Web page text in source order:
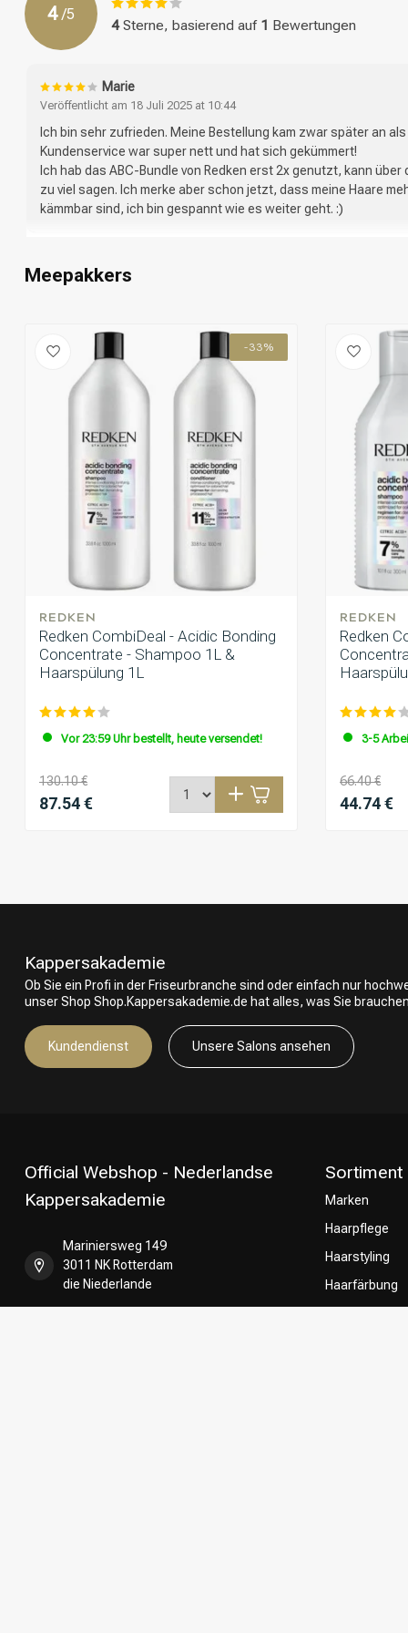
4 /5
4Sterne, basierend auf 1 Bewertungen
Marie
Veröffentlicht am 18 Juli 2025 at 10:44
Ich bin sehr zufrieden. Meine Bestellung kam zwar später an
Kundenservice war super nett und hat sich gekümmert!
Ich hab das ABC-Bundle von Redken erst 2x genutzt, kann über
zu viel sagen. Ich merke aber schon jetzt, dass meine Haare
kämmbar sind, ich bin gespannt wie es weiter geht. :)
Meepakkers
-33%
REDKEN
Redken CombiDeal - Acidic Bonding
Concentrate - Shampoo 1L &
Haarspülung 1L
Vor 23:59 Uhr bestellt, heute versendet!
130.10 €
87.54 €
REDKEN
Redken
3-5
66.40 €
44.74 €
Kappersakademie
Ob Sie ein Profi in der Friseurbranche sind oder einfach nur
unser Shop Shop.Kappersakademie.de hat alles, was Sie
Kundendienst Unsere Salons ansehen
Official Webshop - Nederlandse
Kappersakademie
Mariniersweg 149
3011 NK Rotterdam
die Niederlande
Sortiment
Marken
Haarpflege
Haarstyling
Haarfärbung